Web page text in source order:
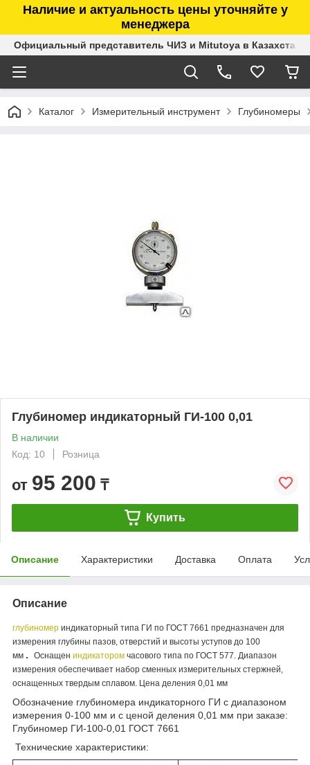
Наличие и актуальность цены уточняйте у
менеджера
Официальный представитель ЧИЗ и Mitutoya в Казахстане
Каталог Измерительный инструмент Глубиномеры
Глубиномер индикаторный ГИ-100 0,01
В наличии
Код: 10
Розница
от 95 200 ₸
Купить
Описание Характеристики Доставка Оплата
Описание
глубиномер индикаторный типа ГИ по ГОСТ 7661 предназначен для
измерения глубины пазов, отверстий и высоты уступов до 100
мм . Оснащен индикатором часового типа по ГОСТ 577. Диапазон
измерения обеспечивает набор сменных измерительных стержней,
оснащенных твердым сплавом. Цена деления 0,01 мм
Обозначение глубиномера индикаторного ГИ с диапазоном
измерения 0-100 мм и с ценой деления 0,01 мм при заказе:
Глубиномер ГИ-100-0,01 ГОСТ 7661
Технические характеристики: